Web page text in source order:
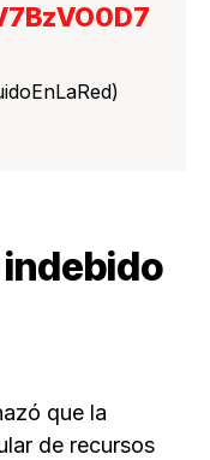
indebido
que la
de recursos